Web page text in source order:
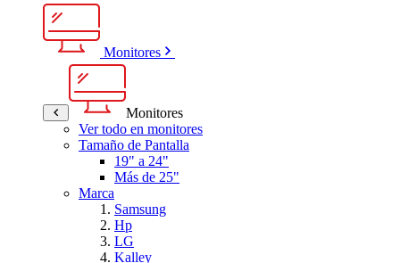
Monitores
Monitores
Ver todo en monitores
Tamaño de Pantalla
19" a 24"
Más de 25"
Marca
Samsung
Hp
LG
Kalley